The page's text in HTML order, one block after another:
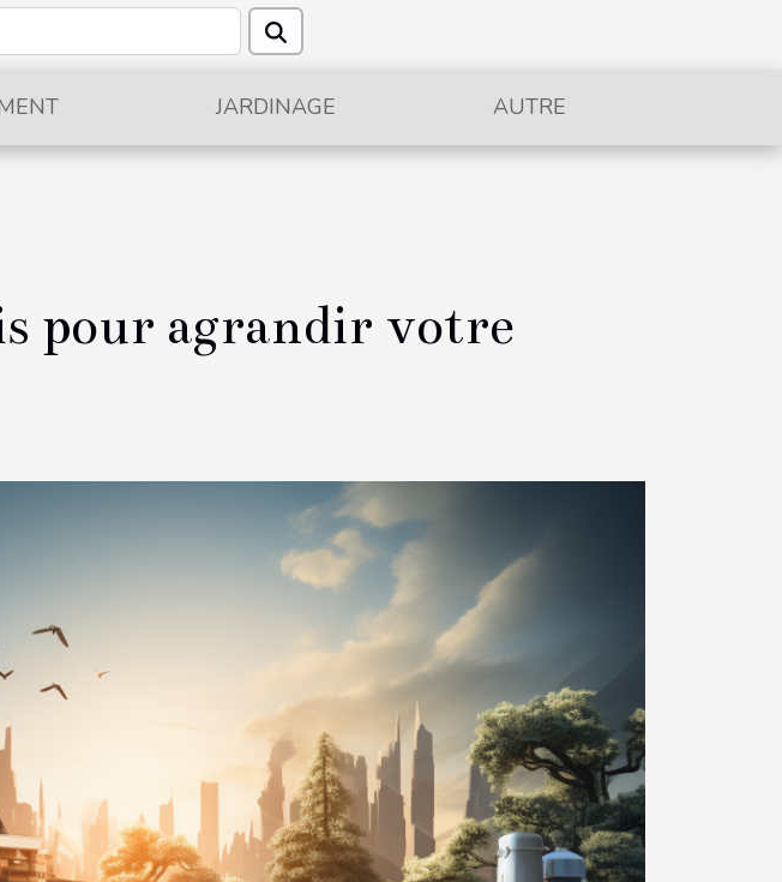
JARDINAGE AUTRE
pour agrandir votre